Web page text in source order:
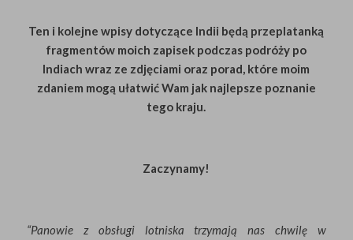
Ten i kolejne wpisy dotyczące Indii będą przeplatanką
fragmentów moich zapisek podczas podróży po
Indiach wraz ze zdjęciami oraz porad, które moim
zdaniem mogą ułatwić Wam jak najlepsze poznanie
tego kraju.
Zaczynamy!
“Panowie z obsługi lotniska trzymają nas chwilę w